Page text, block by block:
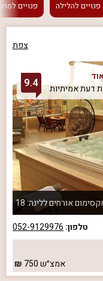
פנוייםלהלילה פנויים
צפת
9.4
אורחים ללינה: 18
טלפון: 052-9129976
אמצ״ש750